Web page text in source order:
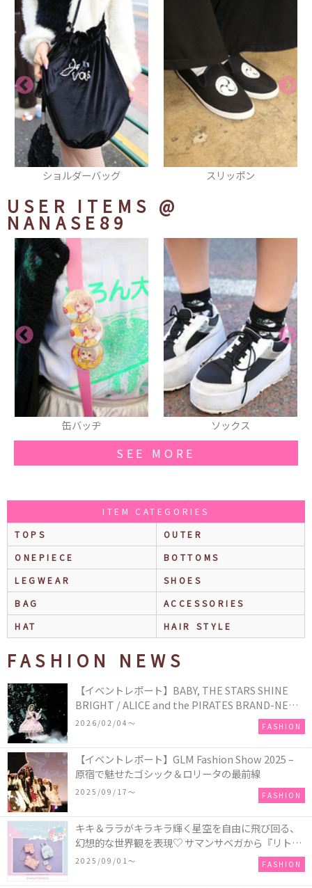
スリッポン リング
USER ITEMS @
NANASE89
ソックス ソックス
SEE MORE
ITEM CATEGORIES
TOPS
OUTER
ONEPIECE
BOTTOMS
LEGWEAR
SHOES
BAG
ACCESSORIES
HAT
HAIR STYLE
FASHION NEWS
【イベントレポート】BABY, THE STARS SHINE
BRIGHT / ALICE and the PIRATES BRAND-NEW
COLLECTION in TOKYO
2026/02/04〜 FASHION
【イベントレポート】GLM Fashion Show 2025 –
原宿で魅せたゴシック＆ロリータの最前線
2025/09/17〜 FASHION
キキ＆ララがキラキラ輝く星空を自由に飛び回る、
幻想的な世界観を表現♡ サマンサベガから『リトル
ツインスターズ』50周年アニバーサリーイヤー』を
2025/09/01〜 FASHION